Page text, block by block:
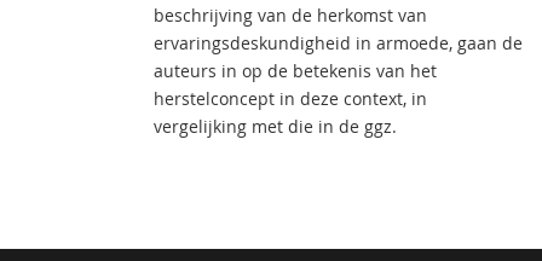
beschrijving van de herkomst van
ervaringsdeskundigheid in armoede, gaan de
auteurs in op de betekenis van het
herstelconcept in deze context, in
vergelijking met die in de ggz.